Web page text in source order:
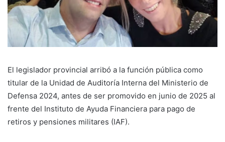
El legislador provincial arribó a la función pública como
titular de la Unidad de Auditoría Interna del Ministerio de
Defensa 2024, antes de ser promovido en junio de 2025 al
frente del Instituto de Ayuda Financiera para pago de
retiros y pensiones militares (IAF).